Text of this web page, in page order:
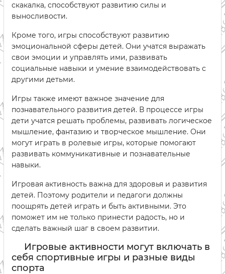
скакалка, способствуют развитию силы и
выносливости.
Кроме того, игры способствуют развитию
эмоциональной сферы детей. Они учатся выражать
свои эмоции и управлять ими, развивать
социальные навыки и умение взаимодействовать с
другими детьми.
Игры также имеют важное значение для
познавательного развития детей. В процессе игры
дети учатся решать проблемы, развивать логическое
мышление, фантазию и творческое мышление. Они
могут играть в ролевые игры, которые помогают
развивать коммуникативные и познавательные
навыки.
Игровая активность важна для здоровья и развития
детей. Поэтому родители и педагоги должны
поощрять детей играть и быть активными. Это
поможет им не только принести радость, но и
сделать важный шаг в своем развитии.
Игровые активности могут включать в
себя спортивные игры и разные виды
спорта